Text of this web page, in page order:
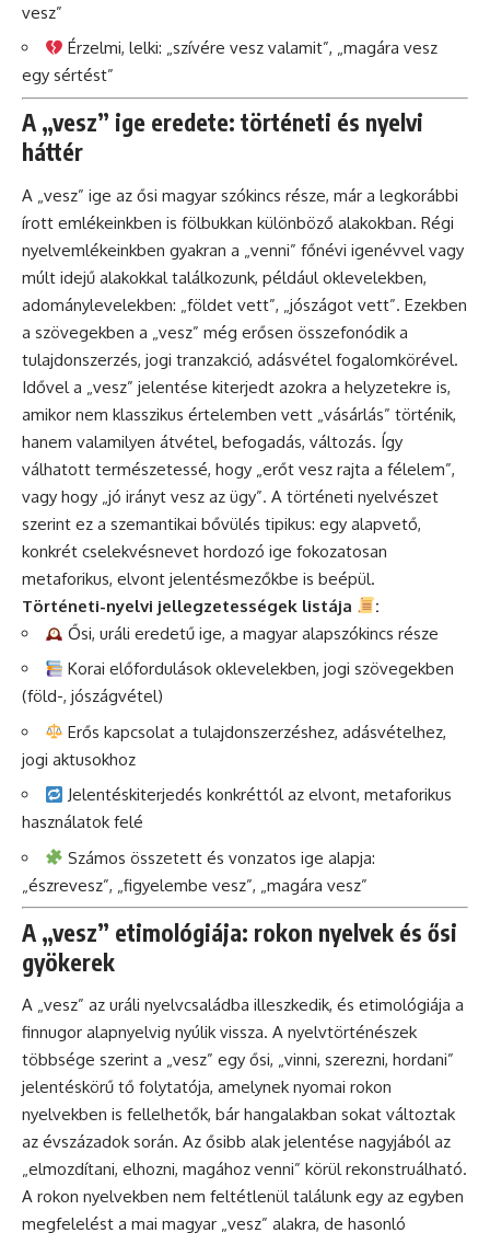
vesz”
Érzelmi, lelki: „szívére vesz valamit”, „magára vesz
egy sértést”
A „vesz” ige eredete: történeti és nyelvi
háttér
A „vesz” ige az ősi magyar szókincs része, már a legkorábbi
írott emlékeinkben is fölbukkan különböző alakokban. Régi
nyelvemlékeinkben gyakran a „venni” főnévi igenévvel vagy
múlt idejű alakokkal találkozunk, például oklevelekben,
adománylevelekben: „földet vett”, „jószágot vett”. Ezekben
a szövegekben a „vesz” még erősen összefonódik a
tulajdonszerzés, jogi tranzakció, adásvétel fogalomkörével.
Idővel a „vesz” jelentése kiterjedt azokra a helyzetekre is,
amikor nem klasszikus értelemben vett „vásárlás” történik,
hanem valamilyen átvétel, befogadás, változás. Így
válhatott természetessé, hogy „erőt vesz rajta a félelem”,
vagy hogy „jó irányt vesz az ügy”. A történeti nyelvészet
szerint ez a szemantikai bővülés tipikus: egy alapvető,
konkrét cselekvésnevet hordozó ige fokozatosan
metaforikus, elvont jelentésmezőkbe is beépül.
Történeti-nyelvi jellegzetességek listája
:
Ősi, uráli eredetű ige, a magyar alapszókincs része
Korai előfordulások oklevelekben, jogi szövegekben
(föld-, jószágvétel)
Erős kapcsolat a tulajdonszerzéshez, adásvételhez,
jogi aktusokhoz
Jelentéskiterjedés konkréttól az elvont, metaforikus
használatok felé
Számos összetett és vonzatos ige alapja:
„észrevesz”, „figyelembe vesz”, „magára vesz”
A „vesz” etimológiája: rokon nyelvek és ősi
gyökerek
A „vesz” az uráli nyelvcsaládba illeszkedik, és etimológiája a
finnugor alapnyelvig nyúlik vissza. A nyelvtörténészek
többsége szerint a „vesz” egy ősi, „vinni, szerezni, hordani”
jelentéskörű tő folytatója, amelynek nyomai rokon
nyelvekben is fellelhetők, bár hangalakban sokat változtak
az évszázadok során. Az ősibb alak jelentése nagyjából az
„elmozdítani, elhozni, magához venni” körül rekonstruálható.
A rokon nyelvekben nem feltétlenül találunk egy az egyben
megfelelést a mai magyar „vesz” alakra, de hasonló